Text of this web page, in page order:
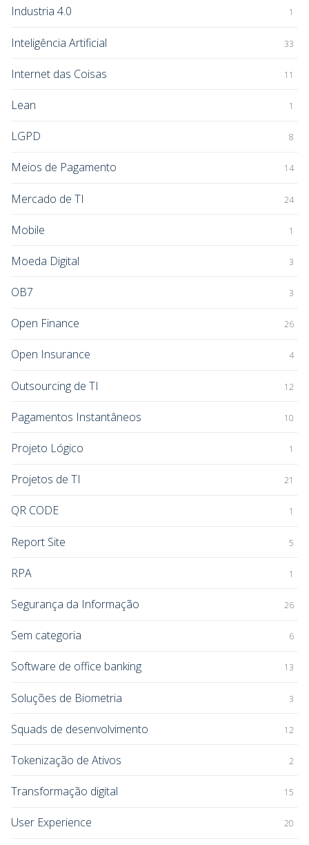
Industria 4.0 1
Inteligência Artificial 33
Internet das Coisas 11
Lean 1
LGPD 8
Meios de Pagamento 14
Mercado de TI 24
Mobile 1
Moeda Digital 3
OB7 3
Open Finance 26
Open Insurance 4
Outsourcing de TI 12
Pagamentos Instantâneos 10
Projeto Lógico 1
Projetos de TI 21
QR CODE 1
Report Site 5
RPA 1
Segurança da Informação 26
Sem categoria 6
Software de office banking 13
Soluções de Biometria 3
Squads de desenvolvimento 12
Tokenização de Ativos 2
Transformação digital 15
User Experience 20